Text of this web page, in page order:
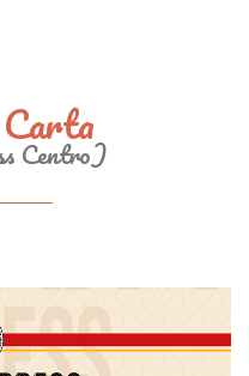
Centro)